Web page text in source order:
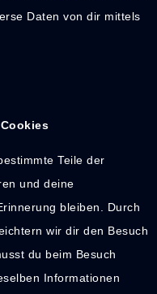
Daten von dir mittels
Teile der
und deine
bleiben. Durch
wir dir den Besuch
du beim Besuch
Informationen